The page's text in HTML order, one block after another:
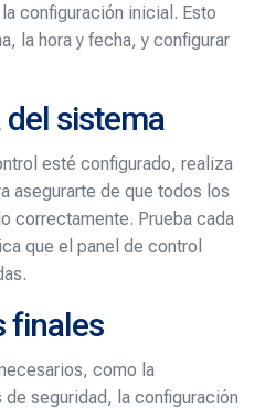
configuración inicial. Esto
la hora y fecha, y configurar
del sistema
esté configurado, realiza
asegurarte de que todos los
correctamente. Prueba cada
que el panel de control
finales
como la
seguridad, la configuración